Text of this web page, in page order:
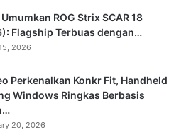
Umumkan ROG Strix SCAR 18
Flagship Terbuas dengan…
2026
Perkenalkan Konkr Fit, Handheld
Windows Ringkas Berbasis
20, 2026